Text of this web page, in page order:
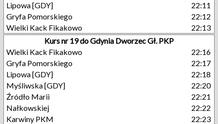
Lipowa [GDY]
22:11
Gryfa Pomorskiego
22:12
Wielki Kack Fikakowo
22:13
Kurs nr 19 do Gdynia Dworzec Gł. PKP
Wielki Kack Fikakowo
22:16
Gryfa Pomorskiego
22:17
Lipowa [GDY]
22:18
Myśliwska [GDY]
22:20
Źródło Marii
22:21
Nałkowskiej
22:22
Karwiny PKM
22:23